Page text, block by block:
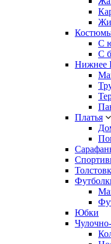
С
С
Нижнее
Платья
Юбки